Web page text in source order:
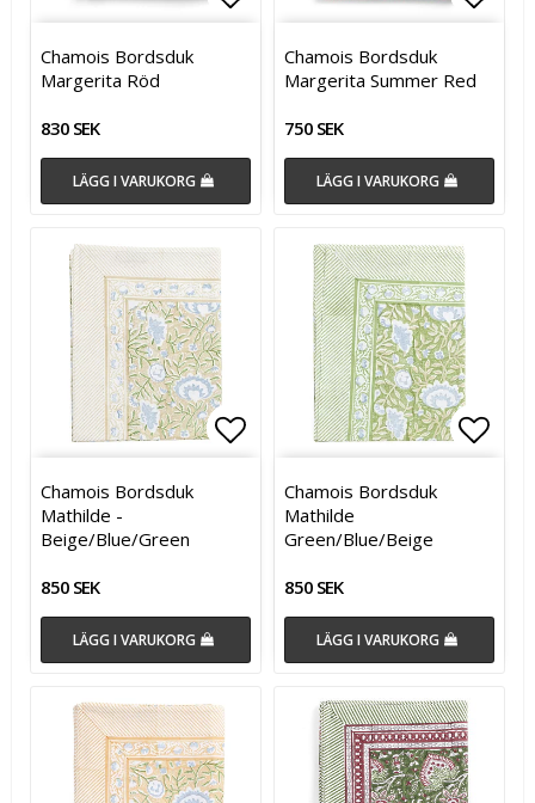
Lägg till i favoritlistan
Lägg till i favoritlistan
Chamois Bordsduk
Margerita Röd
830 SEK
LÄGG I VARUKORG
Chamois Bordsduk
Margerita Summer Red
750 SEK
LÄGG I VARUKORG
Lägg till i favoritlistan
Lägg till i favoritlistan
Chamois Bordsduk
Mathilde -
Beige/Blue/Green
850 SEK
LÄGG I VARUKORG
Chamois Bordsduk
Mathilde
Green/Blue/Beige
850 SEK
LÄGG I VARUKORG